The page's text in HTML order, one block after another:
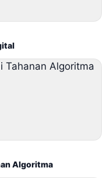
Algoritma